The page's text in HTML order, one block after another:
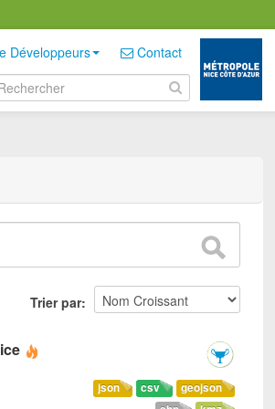
Développeurs Contact
Trier par
geojson
csv
json